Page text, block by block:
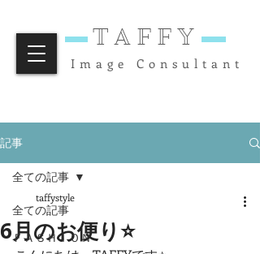
TAFFY
Image Consultant
記事
全ての記事
ＦＡＳＨＩＯＮ
全ての記事
6月のお便り⭐️
taffystyle